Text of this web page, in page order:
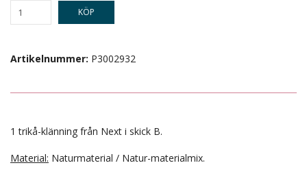
KÖP
Artikelnummer: P3002932
1 trikå-klänning från Next i skick B.
Material: Naturmaterial / Natur-materialmix.